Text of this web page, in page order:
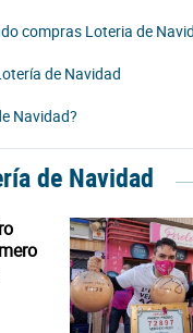
compras Loteria de
de Navidad
Navidad?
de Navidad